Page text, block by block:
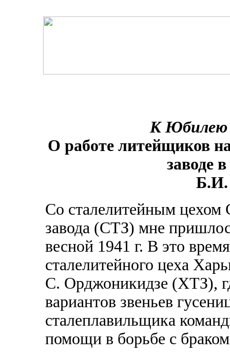
К Юбилею
О работе литейщиков
заводе
Со сталелитейным цехом
завода (СТЗ) мне
весной 1941 г. В это
сталелитейного цеха
С. Орджоникидзе (ХТЗ),
вариантов звеньев
сталеплавильщика
помощи в борьбе с